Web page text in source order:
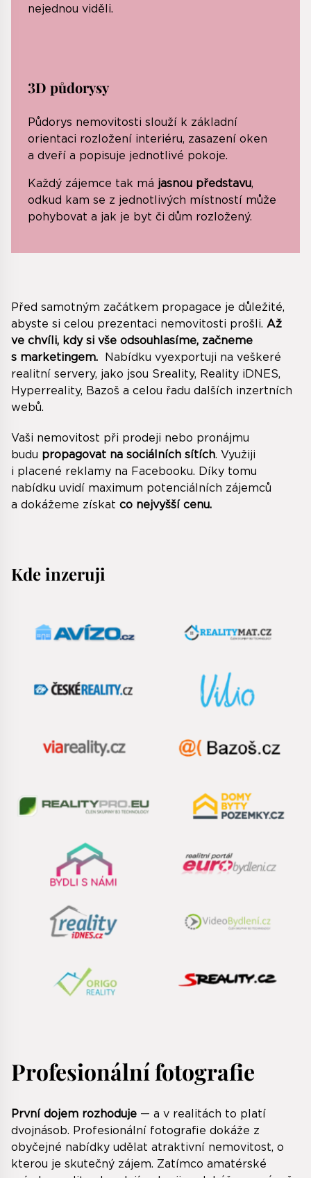
nejednou viděli.
3D půdorysy
Pů­dorys nemovitosti slouží k základní
orientaci rozložení interiéru, zasazení oken
a dveří a popisuje jednotlivé pokoje. ​
Každý zájemce tak má jasnou představu,
odkud kam se z jednotlivých místností může
pohybovat a jak je byt či dům rozložený.
Před samotným začátkem propagace je důležité,
abyste si celou prezentaci nemovitosti prošli. Až
ve chvíli, kdy si vše odsouhlasíme, začneme
s marketingem. ​ Nabídku vyexportuji na veškeré
realitní servery, jako jsou Sreality, Reality iDNES,
Hyperreality, Bazoš a celou řadu dalších inzertních
webů. ​
Vaši nemovitost při prodeji nebo pronájmu
budu propagovat na sociálních sítích. Využiji
i placené reklamy na Facebooku. Díky tomu
nabídku uvidí maximum potenciálních zájemců
a dokážeme získat co nejvyšší cenu.
Kde inzeruji
Profesionální fotografie
První dojem rozhoduje — a v realitách to platí
dvojnásob. Profesionální fotografie dokáže z
obyčejné nabídky udělat atraktivní nemovitost, o
kterou je skutečný zájem. Zatímco amatérské